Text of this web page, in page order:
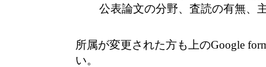
公表論文の分野、査読の有無、
所属が変更された方も上のGoogle
い。